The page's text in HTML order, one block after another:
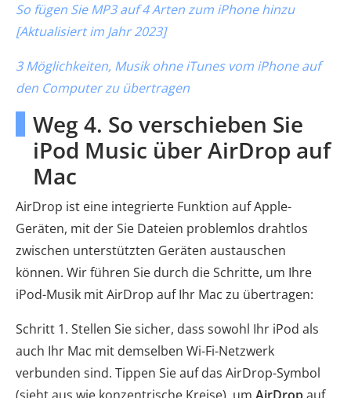
So fügen Sie MP3 auf 4 Arten zum iPhone hinzu
[Aktualisiert im Jahr 2023]
3 Möglichkeiten, Musik ohne iTunes vom iPhone auf
den Computer zu übertragen
Weg 4. So verschieben Sie
iPod Music über AirDrop auf
Mac
AirDrop ist eine integrierte Funktion auf Apple-
Geräten, mit der Sie Dateien problemlos drahtlos
zwischen unterstützten Geräten austauschen
können. Wir führen Sie durch die Schritte, um Ihre
iPod-Musik mit AirDrop auf Ihr Mac zu übertragen:
Schritt 1. Stellen Sie sicher, dass sowohl Ihr iPod als
auch Ihr Mac mit demselben Wi-Fi-Netzwerk
verbunden sind. Tippen Sie auf das AirDrop-Symbol